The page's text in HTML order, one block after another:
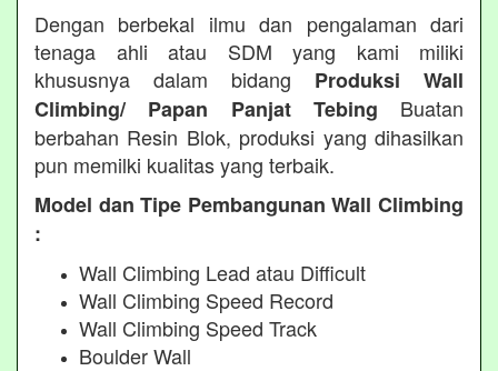
Dengan berbekal ilmu dan pengalaman dari
tenaga ahli atau SDM yang kami miliki
khususnya dalam bidang Produksi Wall
Climbing/ Papan Panjat Tebing Buatan
berbahan Resin Blok, produksi yang dihasilkan
pun memilki kualitas yang terbaik.
Model dan Tipe Pembangunan Wall Climbing
:
Wall Climbing Lead atau Difficult
Wall Climbing Speed Record
Wall Climbing Speed Track
Boulder Wall